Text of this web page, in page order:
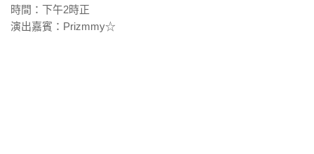
時間：下午2時正
演出嘉賓：Prizmmy☆